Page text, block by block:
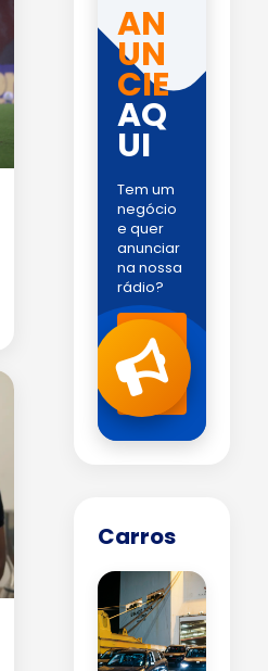
AN
UN
CIE
AQ
UI
Tem um
negócio
e quer
anunciar
na nossa
rádio?
Fale
com
a
gente
!
Carros